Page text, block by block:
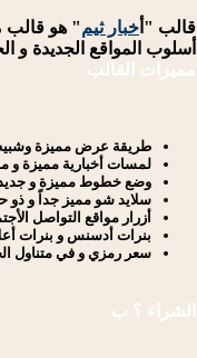
قالب "أ خبار ثيم" هو قالب
أسلوب المواقع الجديدة و
مميزات القالب
طريقة عرض مميزة وشبيه
لمسات أخبارية مميزة و
وضع خطوط مميزة و
سلايد شو مميز جداً و ذو
أزرار مواقع التواصل
بنرات أدسنس و بنرات
سعر رمزي و في متناول
الشراء ؟ ب